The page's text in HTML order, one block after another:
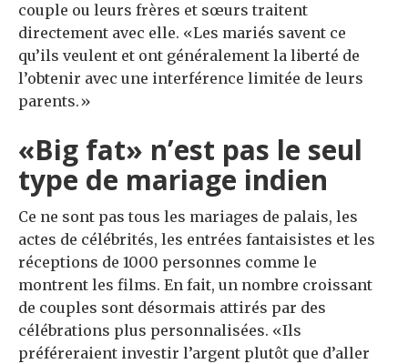
couple ou leurs frères et sœurs traitent
directement avec elle. «Les mariés savent ce
qu’ils veulent et ont généralement la liberté de
l’obtenir avec une interférence limitée de leurs
parents.»
«Big fat» n’est pas le seul
type de mariage indien
Ce ne sont pas tous les mariages de palais, les
actes de célébrités, les entrées fantaisistes et les
réceptions de 1000 personnes comme le
montrent les films. En fait, un nombre croissant
de couples sont désormais attirés par des
célébrations plus personnalisées. «Ils
préféreraient investir l’argent plutôt que d’aller